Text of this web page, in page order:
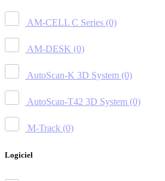
AM-CELL C Series (0)
AM-DESK (0)
AutoScan-K 3D System (0)
AutoScan-T42 3D System (0)
M-Track (0)
Logiciel